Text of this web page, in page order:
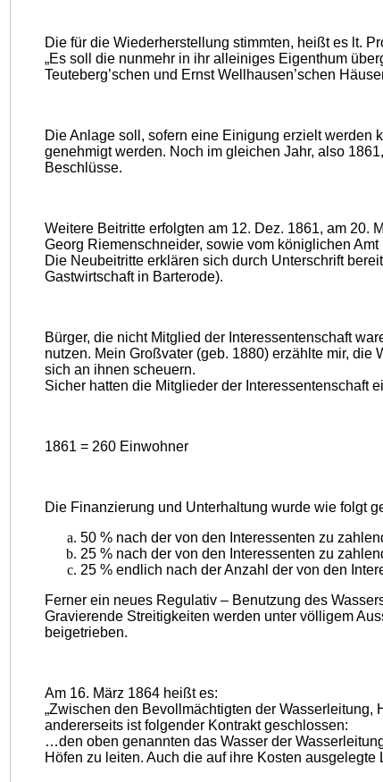
Die für die Wiederherstellung stimmten, heißt es lt.
„Es soll die nunmehr in ihr alleiniges Eigenthum
Teuteberg’schen und Ernst Wellhausen’schen
Die Anlage soll, sofern eine Einigung erzielt werden
genehmigt werden. Noch im gleichen Jahr, also
Beschlüsse.
Weitere Beitritte erfolgten am 12. Dez. 1861, am 20.
Georg Riemenschneider, sowie vom königlichen Amt
Die Neubeitritte erklären sich durch Unterschrift
Gastwirtschaft in Barterode).
Bürger, die nicht Mitglied der Interessentenschaft
nutzen. Mein Großvater (geb. 1880) erzählte mir, die
sich an ihnen scheuern.
Sicher hatten die Mitglieder der Interessentenschaft
1861 = 260 Einwohner
Die Finanzierung und Unterhaltung wurde wie folgt
50 % nach der von den Interessenten zu
25 % nach der von den Interessenten zu
25 % endlich nach der Anzahl der von den
Ferner ein neues Regulativ – Benutzung des
Gravierende Streitigkeiten werden unter völligem
beigetrieben.
Am 16. März 1864 heißt es:
„Zwischen den Bevollmächtigten der
andererseits ist folgender Kontrakt geschlossen:
…den oben genannten das Wasser der
Höfen zu leiten. Auch die auf ihre Kosten